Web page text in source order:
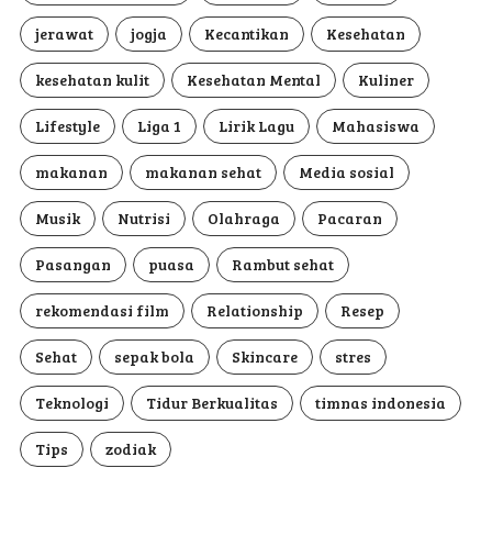
jerawat jogja Kecantikan Kesehatan
kesehatan kulit Kesehatan Mental Kuliner
Lifestyle Liga 1 Lirik Lagu Mahasiswa
makanan makanan sehat Media sosial
Musik Nutrisi Olahraga Pacaran
Pasangan puasa Rambut sehat
rekomendasi film Relationship Resep
Sehat sepak bola Skincare stres
Teknologi Tidur Berkualitas timnas indonesia
Tips zodiak